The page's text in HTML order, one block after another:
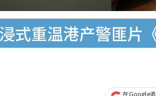
式重温港产警匪片
在Google